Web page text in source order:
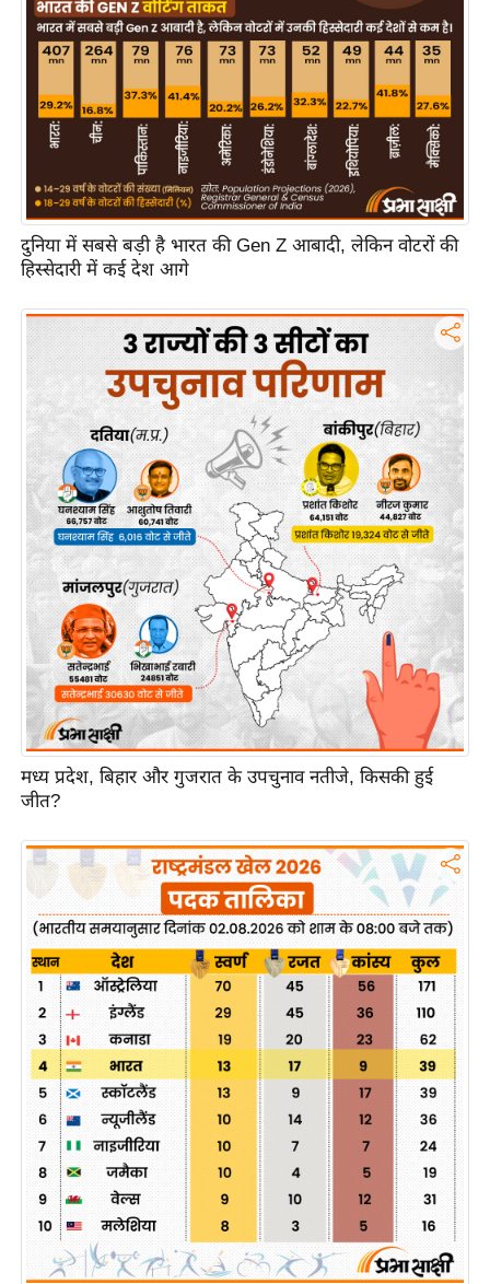
ट
खे
क्रि
P
L
2
0
2
क्रा
इ
म
ई
-
पे
प
र
मि
सा
ल
बे
मि
सा
ल
ख्सि
य
त
ग
इं
डि
या
सा
हि
त्य
ज
दुनिया में सबसे बड़ी है भारत की Gen Z आबादी, लेकिन वोटरों की
हिस्सेदारी में कई देश आगे
मध्य प्रदेश, बिहार और गुजरात के उपचुनाव नतीजे, किसकी हुई
जीत?